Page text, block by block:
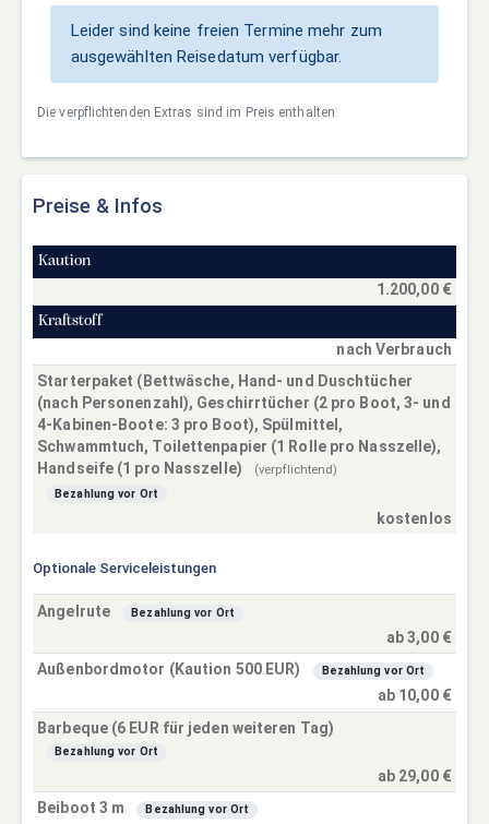
Leider sind keine freien Termine mehr zum
ausgewählten Reisedatum verfügbar.
Die verpflichtenden Extras sind im Preis enthalten.
Preise & Infos
Kaution
1.200,00 €
Kraftstoff
nach Verbrauch
Starterpaket (Bettwäsche, Hand- und Duschtücher
(nach Personenzahl), Geschirrtücher (2 pro Boot, 3- und
4-Kabinen-Boote: 3 pro Boot), Spülmittel,
Schwammtuch, Toilettenpapier (1 Rolle pro Nasszelle),
Handseife (1 pro Nasszelle)
(verpflichtend)
Bezahlung vor Ort
kostenlos
Optionale Serviceleistungen
Angelrute Bezahlung vor Ort
ab 3,00 €
Außenbordmotor (Kaution 500 EUR)
Bezahlung vor Ort
ab 10,00 €
Barbeque (6 EUR für jeden weiteren Tag)
Bezahlung vor Ort
ab 29,00 €
Beiboot 3 m
Bezahlung vor Ort